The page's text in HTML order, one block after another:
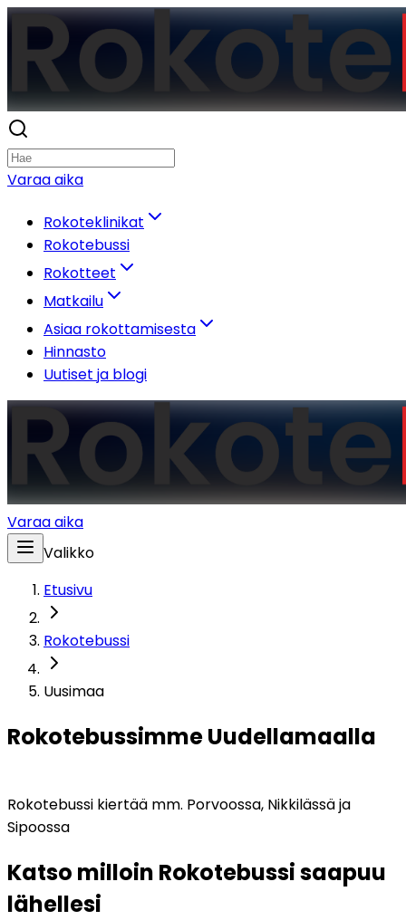
Varaa aika
Rokoteklinikat
Rokotebussi
Rokotteet
Matkailu
Asiaa rokottamisesta
Hinnasto
Uutiset ja blogi
Varaa aika
Valikko
Etusivu
Rokotebussi
Uusimaa
Rokotebussimme Uudellamaalla
Rokotebussi kiertää mm. Porvoossa, Nikkilässä ja
Sipoossa
Katso milloin Rokotebussi saapuu
lähellesi